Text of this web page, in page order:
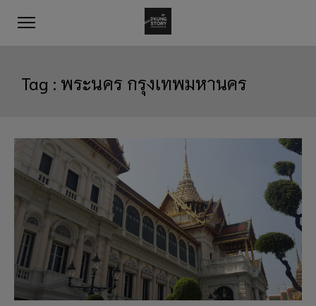
Tag : พระนคร กรุงเทพมหานคร